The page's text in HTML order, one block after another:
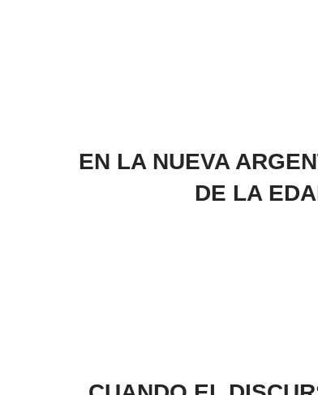
EN LA NUEVA
DE LA